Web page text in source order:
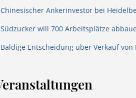
Chinesischer Ankerinvestor bei
Südzucker will 700 Arbeitsplätze
Baldige Entscheidung über Verkauf von